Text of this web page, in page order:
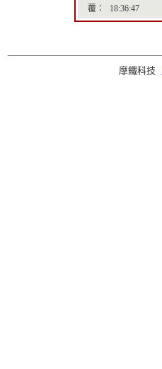
覆：
18:36:47
摩鐵科技